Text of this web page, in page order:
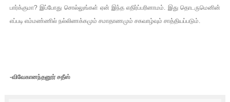
பார்க்குமா? இப்போது சொல்லுங்கள் ஏன் இந்த எதிர்ப்பரினாமம். இது தொடருமெனின்
எப்படி எம்மண்ணில் நல்லிணக்கமும் சமாதாணமும் சகவாழ்வும் சாத்தியப்படும்.
-விவேகானந்தனூர் சதீஸ்